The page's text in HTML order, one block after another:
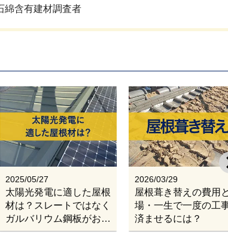
綿含有建材調査者
2025/05/27
太陽光発電に適した屋根
材は？スレートではなく
ガルバリウム鋼板がおす
すめである理由
2026/03/29
屋根葺き替えの費用
場・一生で一度の工
済ませるには？